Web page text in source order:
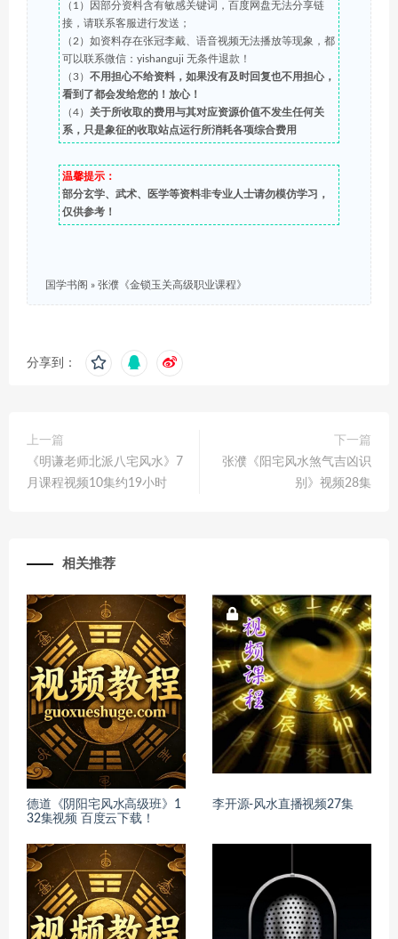
（1）因部分资料含有敏感关键词，百度网盘无法分享链
接，请联系客服进行发送；
（2）如资料存在张冠李戴、语音视频无法播放等现象，都
可以联系微信：yishanguji 无条件退款！
（3） 不用担心不给资料，如果没有及时回复也不用担心，
看到了都会发给您的！放心！
（4） 关于所收取的费用与其对应资源价值不发生任何关
系，只是象征的收取站点运行所消耗各项综合费用
温馨提示：
部分玄学、武术、医学等资料非专业人士请勿模仿学习，
仅供参考！
国学书阁 » 张濮《金锁玉关高级职业课程》
分享到：
上一篇
《明谦老师北派八宅风水》7
月课程视频10集约19小时
下一篇
张濮《阳宅风水煞气吉凶识
别》视频28集
相关推荐
德道《阴阳宅风水高级班》1
32集视频 百度云下载！
李开源-风水直播视频27集